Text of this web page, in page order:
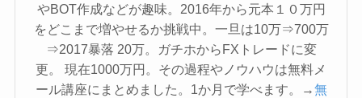
やBOT作成などが趣味。2016年から元本１０万円
をどこまで増やせるか挑戦中。一旦は10万⇒700万
⇒2017暴落 20万。ガチホからFXトレードに変
更。 現在1000万円。その過程やノウハウは無料メ
ール講座にまとめました。1か月で学べます。→無